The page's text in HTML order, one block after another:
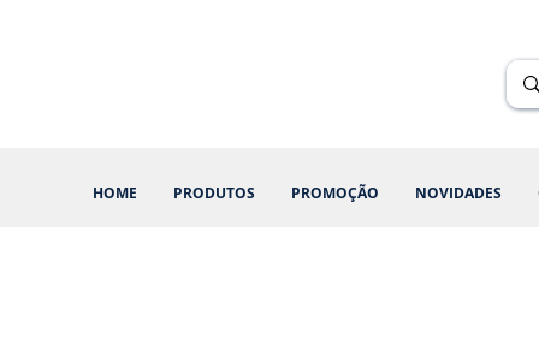
HOME PRODUTOS PROMOÇÃO NOVIDADES